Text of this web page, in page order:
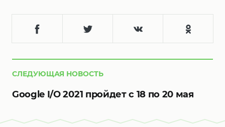
СЛЕДУЮЩАЯ НОВОСТЬ
Google I/O 2021 пройдет с 18 по 20 мая